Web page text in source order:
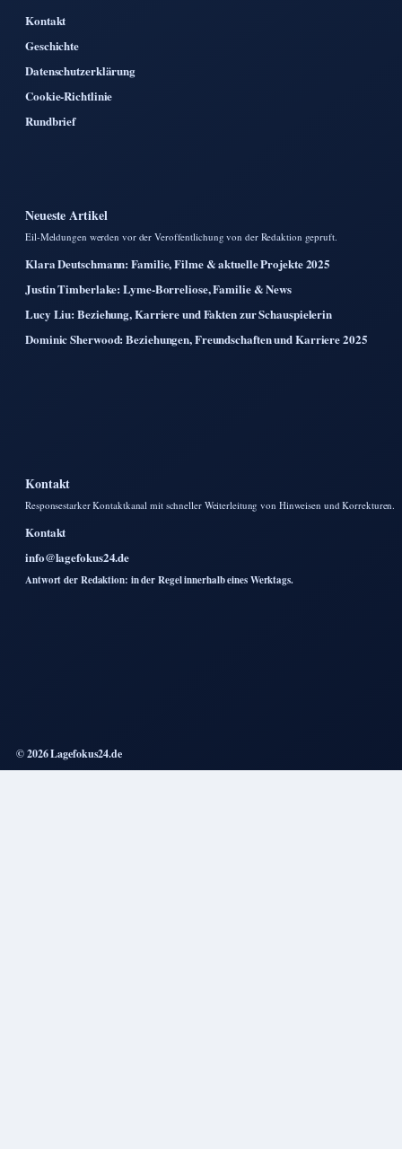
Kontakt
Geschichte
Datenschutzerklärung
Cookie-Richtlinie
Rundbrief
Neueste Artikel
Eil-Meldungen werden vor der Veroffentlichung von der Redaktion gepruft.
Klara Deutschmann: Familie, Filme & aktuelle Projekte 2025
Justin Timberlake: Lyme-Borreliose, Familie & News
Lucy Liu: Beziehung, Karriere und Fakten zur Schauspielerin
Dominic Sherwood: Beziehungen, Freundschaften und Karriere 2025
Kontakt
Responsestarker Kontaktkanal mit schneller Weiterleitung von Hinweisen und Korrekturen.
Kontakt
info@lagefokus24.de
Antwort der Redaktion: in der Regel innerhalb eines Werktags.
© 2026 Lagefokus24.de